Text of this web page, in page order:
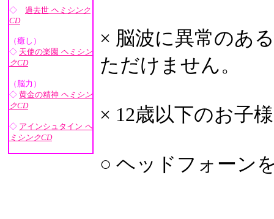
◇ 過去世 ヘミシンク
CD
（癒し）
◇ 天使の楽園 ヘミシン
クCD
（脳力）
◇ 黄金の精神 ヘミシン
クCD
◇ アインシュタイン ヘ
ミシンクCD
× 脳波に異常のあ
ただけません。
× 12歳以下のお子
○ ヘッドフォーン